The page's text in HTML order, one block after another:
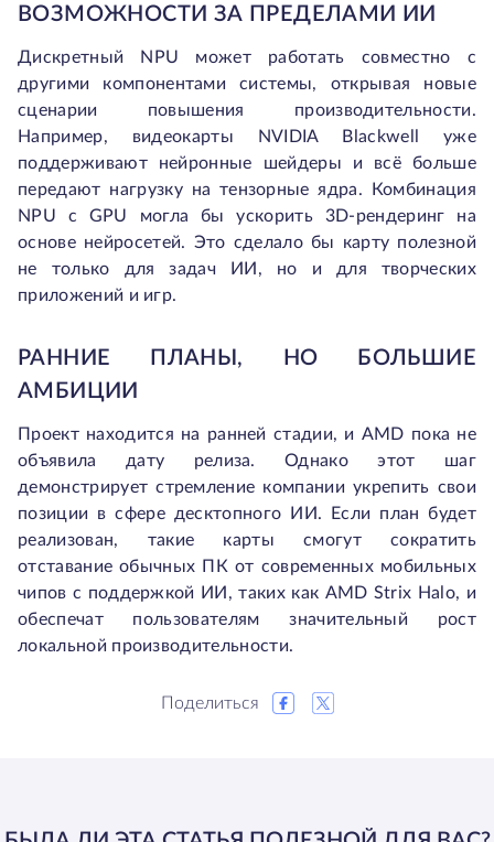
ВОЗМОЖНОСТИ ЗА ПРЕДЕЛАМИ ИИ
Дискретный NPU может работать совместно с
другими компонентами системы, открывая новые
сценарии повышения производительности.
Например, видеокарты NVIDIA Blackwell уже
поддерживают нейронные шейдеры и всё больше
передают нагрузку на тензорные ядра. Комбинация
NPU с GPU могла бы ускорить 3D-рендеринг на
основе нейросетей. Это сделало бы карту полезной
не только для задач ИИ, но и для творческих
приложений и игр.
РАННИЕ ПЛАНЫ, НО БОЛЬШИЕ
АМБИЦИИ
Проект находится на ранней стадии, и AMD пока не
объявила дату релиза. Однако этот шаг
демонстрирует стремление компании укрепить свои
позиции в сфере десктопного ИИ. Если план будет
реализован, такие карты смогут сократить
отставание обычных ПК от современных мобильных
чипов с поддержкой ИИ, таких как AMD Strix Halo, и
обеспечат пользователям значительный рост
локальной производительности.
Поделиться